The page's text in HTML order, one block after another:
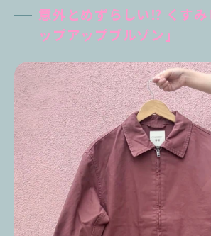
意外とめずらしい⁉︎ くす
ップアップブルゾン」